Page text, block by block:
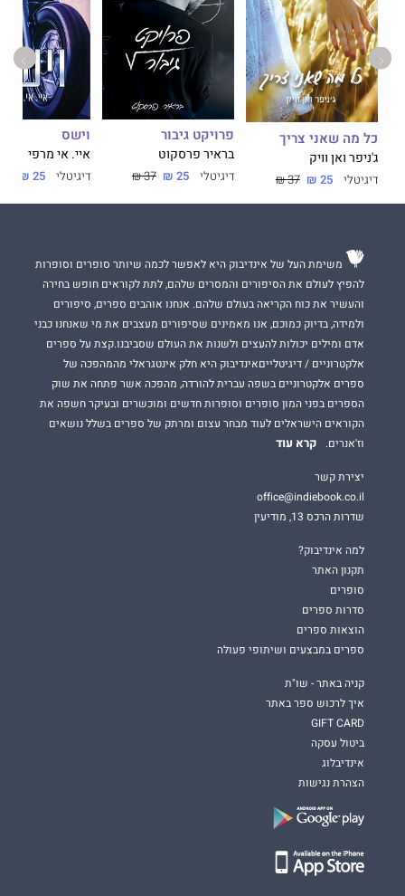
כל מה שאני צריך
ג'ניפר ואן וויק
דיגיטלי 25 ₪
37 ₪
פרויקט גיבור
בראיר פרסקוט
דיגיטלי 25 ₪
37 ₪
וישס
איי. אי מרפי
דיגיטלי 25 ₪
משימת העל של אינדיבוק היא לאפשר לכמה שיותר סופרים וסופרות
להפיץ לעולם את הסיפורים והמסרים שלהם, לתת לקוראים חופש בחירה
והעשיר את כוח הקריאה בעולם שלהם. אנחנו אוהבים ספרים, סיפורים
ולמידה, בדיוק כמוכם, אנו מאמינים שסיפורים מעצבים את מי שאנחנו כבני
אדם ומילים יכולות להעצים ולשנות את העולם שסביבנו.קצת על ספרים
אלקטרוניים / דיגיטלייםאינדיבוק היא חלק אינטגראלי מהמהפכה של
ספרים אלקטרוניים בשפה עברית להורדה, מהפכה אשר פתחה את שוק
הספרים בפני המון סופרים וסופרות חדשים ומוכשרים ובעיקר חשפה את
הקוראים הישראלים לעוד מבחר עצום ומרתק של ספרים בשלל נושאים
וז'אנרים.
קרא עוד
יצירת קשר
office@indiebook.co.il
שדרות הרכס 13, מודיעין
למה אינדיבוק?
תקנון האתר
סופרים
סדרות ספרים
הוצאות ספרים
ספרים במבצעים ושיתופי פעולה
קניה באתר - שו"ת
איך לרכוש ספר באתר
GIFT CARD
ביטול עסקה
אינדיבלוג
הצהרת נגישות